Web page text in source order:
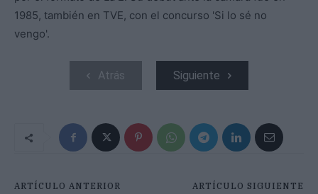
1985, también en TVE, con el concurso 'Si lo sé no
vengo'.
Atrás Siguiente
ARTÍCULO ANTERIOR ARTÍCULO SIGUIENTE